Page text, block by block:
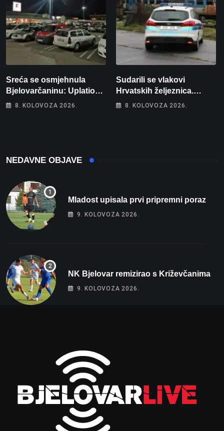
Sreća se osmjehnula
Bjelovarčaninu: Uplatio
samo 4 eura, a osvojio
8. KOLOVOZA 2026.
Sudarili se vlakovi
Hrvatskih željeznica.
Šestero osoba teško
8. KOLOVOZA 2026.
NEDAVNE OBJAVE
Mladost upisala prvi pripremni poraz
9. KOLOVOZA 2026.
NK Bjelovar remizirao s Križevčanima
9. KOLOVOZA 2026.